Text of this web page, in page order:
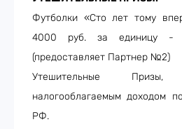
Футболки «Сто лет тому
4000 руб. за единицу -
(предоставляет Партнер №2)
Утешительные
налогооблагаемым доходом
РФ.